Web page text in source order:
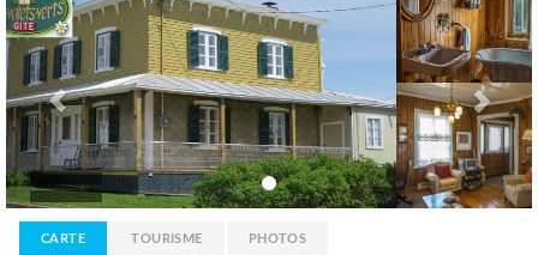
CARTE TOURISME PHOTOS